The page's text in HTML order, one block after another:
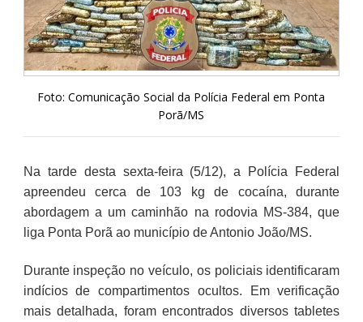
Foto: Comunicação Social da Polícia Federal em Ponta
Porã/MS
Na tarde desta sexta-feira (5/12), a Polícia Federal
apreendeu cerca de 103 kg de cocaína, durante
abordagem a um caminhão na rodovia MS-384, que
liga Ponta Porã ao município de Antonio João/MS.
Durante inspeção no veículo, os policiais identificaram
indícios de compartimentos ocultos. Em verificação
mais detalhada, foram encontrados diversos tabletes